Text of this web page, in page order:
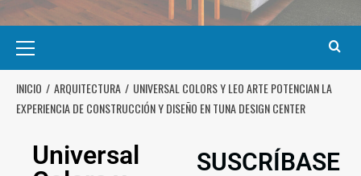
INICIO ARQUITECTURA
UNIVERSAL COLORS Y LEO ARTE POTENCIAN LA
EXPERIENCIA DE CONSTRUCCIÓN Y DISEÑO EN TUNA DESIGN CENTER
Universal
SUSCRÍBASE